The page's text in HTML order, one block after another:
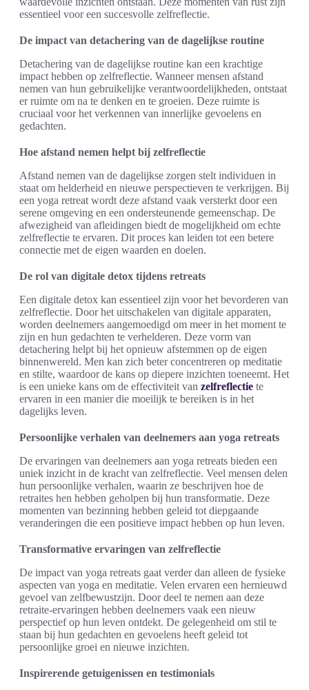
essentieel voor een succesvolle zelfreflectie.
De impact van detachering van de dagelijkse routine
Detachering van de dagelijkse routine kan een krachtige
impact hebben op zelfreflectie. Wanneer mensen afstand
nemen van hun gebruikelijke verantwoordelijkheden, ontstaat
er ruimte om na te denken en te groeien. Deze ruimte is
cruciaal voor het verkennen van innerlijke gevoelens en
gedachten.
Hoe afstand nemen helpt bij zelfreflectie
Afstand nemen van de dagelijkse zorgen stelt individuen in
staat om helderheid en nieuwe perspectieven te verkrijgen. Bij
een yoga retreat wordt deze afstand vaak versterkt door een
serene omgeving en een ondersteunende gemeenschap. De
afwezigheid van afleidingen biedt de mogelijkheid om echte
zelfreflectie te ervaren. Dit proces kan leiden tot een betere
connectie met de eigen waarden en doelen.
De rol van digitale detox tijdens retreats
Een digitale detox kan essentieel zijn voor het bevorderen van
zelfreflectie. Door het uitschakelen van digitale apparaten,
worden deelnemers aangemoedigd om meer in het moment te
zijn en hun gedachten te verhelderen. Deze vorm van
detachering helpt bij het opnieuw afstemmen op de eigen
binnenwereld. Men kan zich beter concentreren op meditatie
en stilte, waardoor de kans op diepere inzichten toeneemt. Het
is een unieke kans om de effectiviteit van zelfreflectie te
ervaren in een manier die moeilijk te bereiken is in het
dagelijks leven.
Persoonlijke verhalen van deelnemers aan yoga retreats
De ervaringen van deelnemers aan yoga retreats bieden een
uniek inzicht in de kracht van zelfreflectie. Veel mensen delen
hun persoonlijke verhalen, waarin ze beschrijven hoe de
retraites hen hebben geholpen bij hun transformatie. Deze
momenten van bezinning hebben geleid tot diepgaande
veranderingen die een positieve impact hebben op hun leven.
Transformative ervaringen van zelfreflectie
De impact van yoga retreats gaat verder dan alleen de fysieke
aspecten van yoga en meditatie. Velen ervaren een hernieuwd
gevoel van zelfbewustzijn. Door deel te nemen aan deze
retraite-ervaringen hebben deelnemers vaak een nieuw
perspectief op hun leven ontdekt. De gelegenheid om stil te
staan bij hun gedachten en gevoelens heeft geleid tot
persoonlijke groei en nieuwe inzichten.
Inspirerende getuigenissen en testimonials